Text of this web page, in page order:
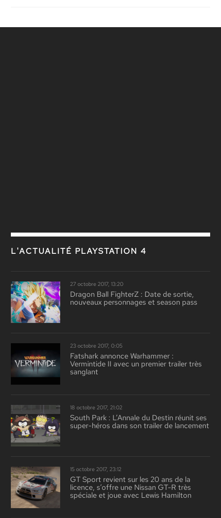
L'ACTUALITÉ PLAYSTATION 4
27 octobre 2017, 13:20
Dragon Ball FighterZ : Date de sortie,
nouveaux personnages et season pass
23 octobre 2017, 0:05
Fatshark annonce Warhammer :
Vermintide II avec un premier trailer très
sanglant
18 octobre 2017, 21:02
South Park : L’Annale du Destin réunit ses
super-héros dans son trailer de lancement
15 octobre 2017, 23:12
GT Sport revient sur les 20 ans de la
licence, s’offre une Nissan GT-R très
spéciale et joue avec Lewis Hamilton